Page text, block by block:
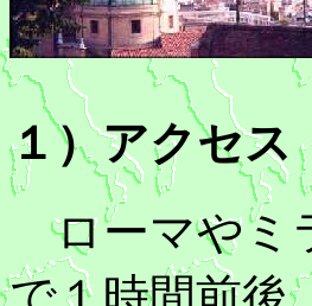
１）アクセス
ローマやミ